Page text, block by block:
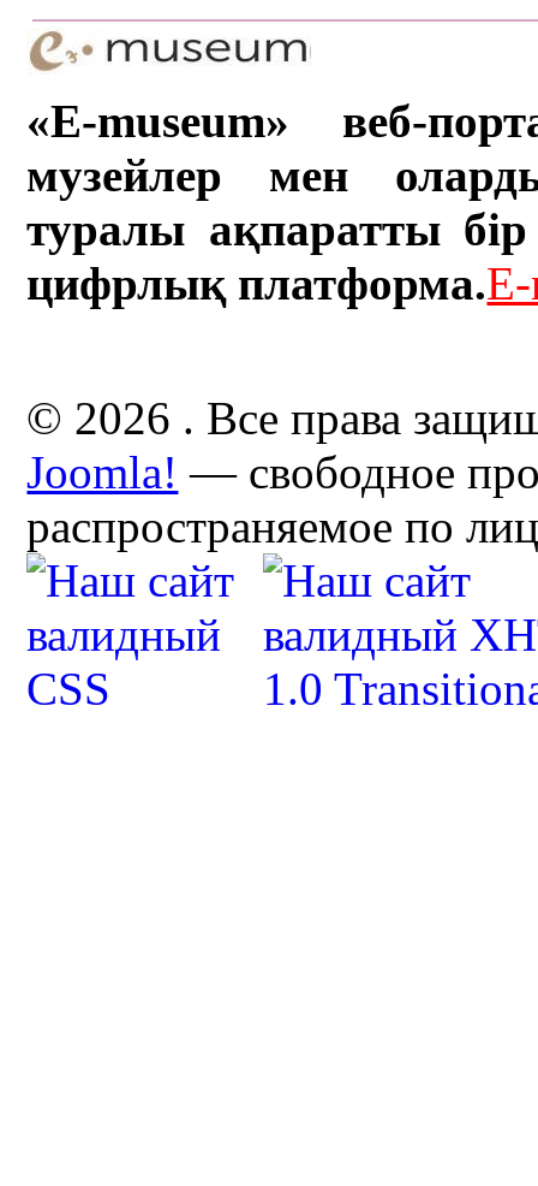
«E-museum» веб-
музейлер мен
туралы ақпаратты бір
цифрлық платформа.
© 2026 . Все права
Joomla! — свободное
распространяемое по